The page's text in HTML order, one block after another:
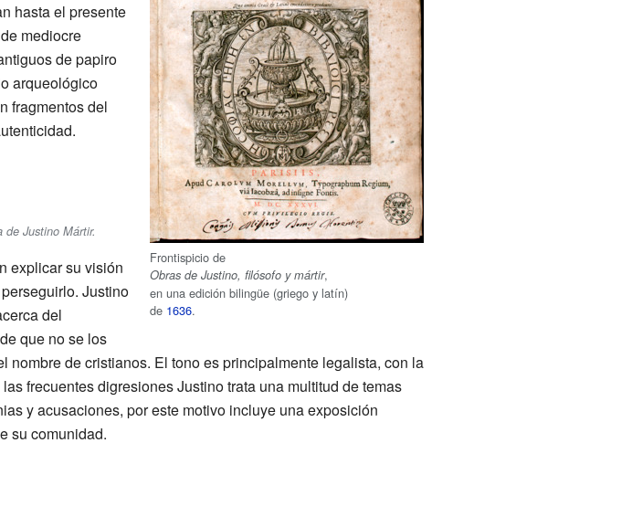
Frontispicio de
Obras de Justino, filósofo y mártir,
en una edición bilingüe (griego y latín)
de 1636.
hasta el presente
mediocre
de papiro
arqueológico
fragmentos del
de Justino Mártir.
explicar su visión
Justino
del
que no se los
de cristianos. El tono es principalmente legalista, con la
frecuentes digresiones Justino trata una multitud de temas
y acusaciones, por este motivo incluye una exposición
su comunidad.